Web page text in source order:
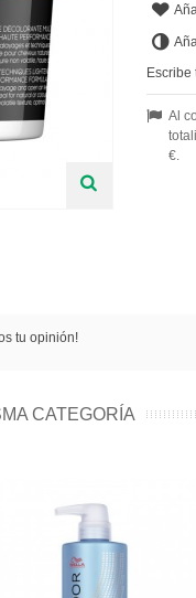
Escribe
Al
€.
tu opinión!
CATEGORÍA